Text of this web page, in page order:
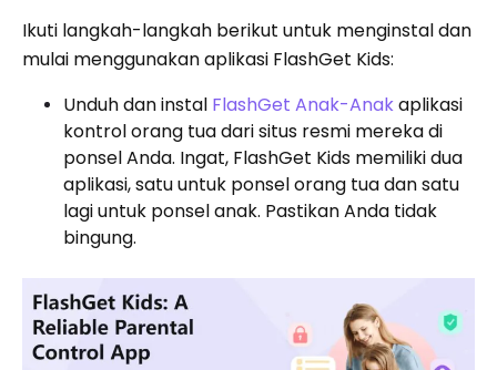
Ikuti langkah-langkah berikut untuk menginstal dan
mulai menggunakan aplikasi FlashGet Kids:
Unduh dan instal FlashGet Anak-Anakaplikasi
kontrol orang tua dari situs resmi mereka di
ponsel Anda. Ingat, FlashGet Kids memiliki dua
aplikasi, satu untuk ponsel orang tua dan satu
lagi untuk ponsel anak. Pastikan Anda tidak
bingung.